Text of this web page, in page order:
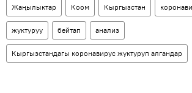
Жаңылыктар Коом Кыргызстан
жуктуруу бейтап анализ
Кыргызстандагы коронавирус жуктуруп алгандар